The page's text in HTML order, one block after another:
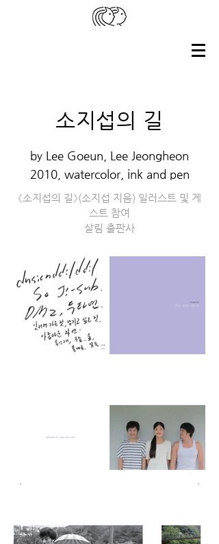
소지섭의 길
​by Lee Goeun, Lee Jeongheon
2010, watercolor, ink and pen
《소지섭의 길》(소지섭 지음) 일러스트 및 게
스트 참여
살림 출판사